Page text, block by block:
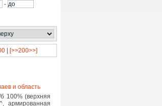
-
| [>>200>>]
и область
100% (верхняя
армированная